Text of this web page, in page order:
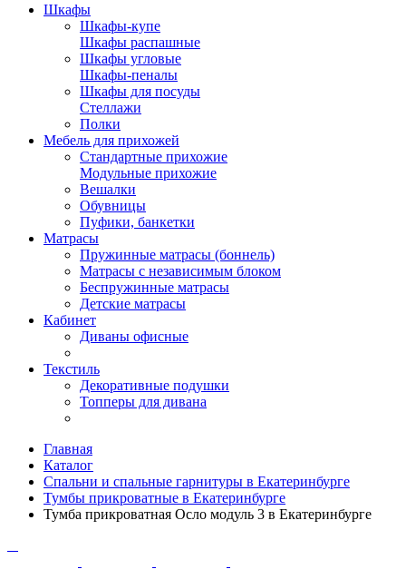
Шкафы
Шкафы-купе
Шкафы распашные
Шкафы угловые
Шкафы-пеналы
Шкафы для посуды
Стеллажи
Полки
Мебель для прихожей
Стандартные прихожие
Модульные прихожие
Вешалки
Обувницы
Пуфики, банкетки
Матрасы
Пружинные матрасы (боннель)
Матрасы с независимым блоком
Беспружинные матрасы
Детские матрасы
Кабинет
Диваны офисные
Текстиль
Декоративные подушки
Топперы для дивана
Главная
Каталог
Спальни и спальные гарнитуры в Екатеринбурге
Тумбы прикроватные в Екатеринбурге
Тумба прикроватная Осло модуль 3 в Екатеринбурге